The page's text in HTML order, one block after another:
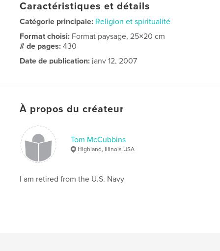
Caractéristiques et détails
Catégorie principale: Religion et spiritualité
Format choisi: Format paysage, 25×20 cm
# de pages:430
Date de publication: janv 12, 2007
À propos du créateur
Tom McCubbins
Highland, Illinois USA
I am retired from the U.S. Navy